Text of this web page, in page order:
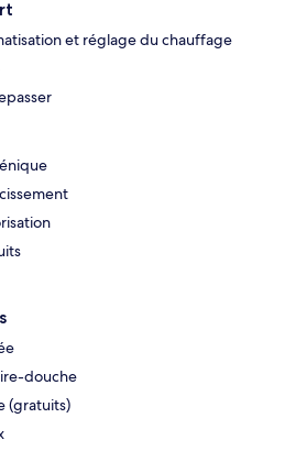
et réglage du chauffage
douche
(gratuits)